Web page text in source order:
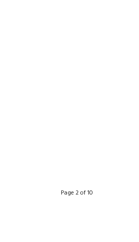
Page 2 of 10